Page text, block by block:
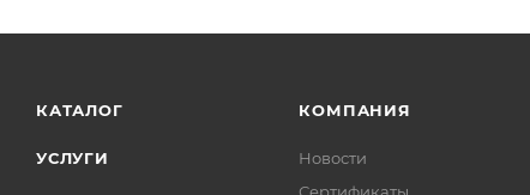
КАТАЛОГ
УСЛУГИ
КОМПАНИЯ
Новости